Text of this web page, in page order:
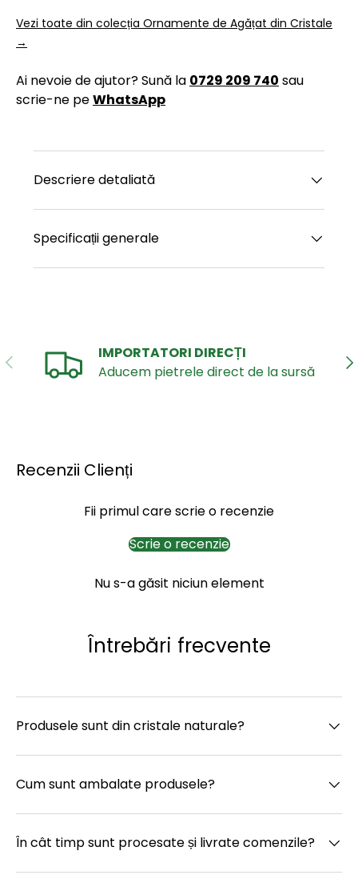
Vezi toate din colecția Ornamente de Agățat din Cristale
→
Ai nevoie de ajutor? Sună la 0729 209 740 sau
scrie-ne peWhatsApp
Descriere detaliată
Specificații generale
ANTERIOR
IMPORTATORI DIRECȚI
Aducem pietrele direct de la sursă
Recenzii Clienți
Fii primul care scrie o recenzie
Scrie o recenzie
Nu s-a găsit niciun element
Întrebări frecvente
Produsele sunt din cristale naturale?
Cum sunt ambalate produsele?
În cât timp sunt procesate și livrate comenzile?